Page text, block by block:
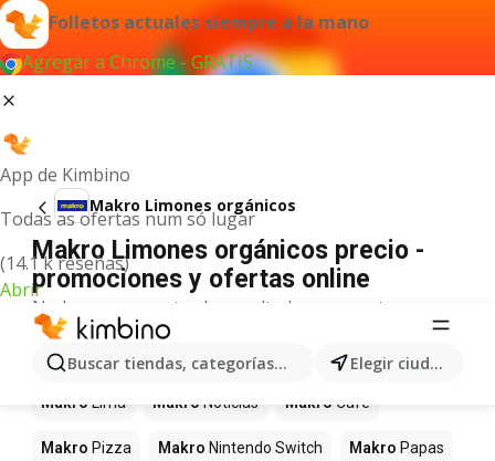
Folletos actuales siempre a la mano
Agregar a Chrome - GRATIS
App de Kimbino
Todas as ofertas num só lugar
(14.1 k reseñas)
Abrir
Buscar tiendas, categorías, productos... Elegir ciudad
Makro Limones orgánicos
Makro Limones orgánicos precio -
promociones y ofertas online
No hemos encontrado resultados para este
término.
Más productos en tiendas Makro
Makro Lima Makro Noticias Makro Café
Makro Pizza Makro Nintendo Switch Makro Papas